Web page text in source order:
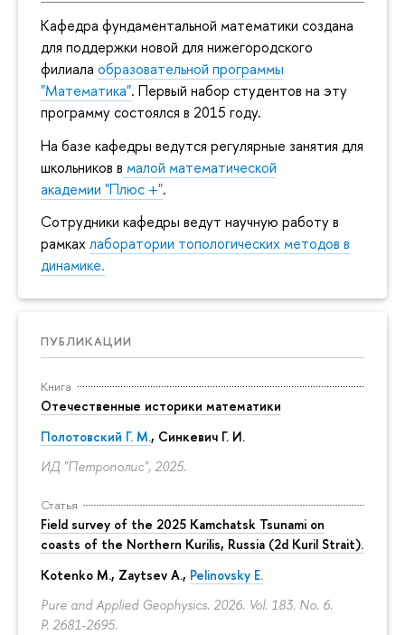
Кафедра фундаментальной математики создана
для поддержки новой для нижегородского
филиала образовательной программы
"Математика". Первый набор студентов на эту
программу состоялся в 2015 году.
На базе кафедры ведутся регулярные занятия для
школьников в малой математической
академии "Плюс +".
Сотрудники кафедры ведут научную работу в
рамкахлаборатории топологических методов в
динамике.
ПУБЛИКАЦИИ
Книга
Отечественные историки математики
Полотовский Г. М., Синкевич Г. И.
ИД "Петрополис", 2025.
Статья
Field survey of the 2025 Kamchatsk Tsunami on
coasts of the Northern Kurilis, Russia (2d Kuril Strait).
Kotenko M., Zaytsev A., Pelinovsky E.
Pure and Applied Geophysics. 2026. Vol. 183. No. 6.
P. 2681-2695.